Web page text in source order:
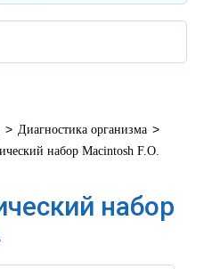
> Диагностика организма >
набор Macintosh F.O.
набор